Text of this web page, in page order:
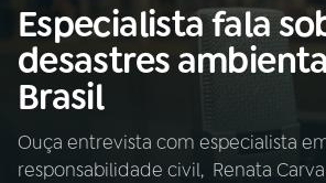
Buscar
na
Rádio
Nacional
Buscar
AO VIVO
Especialista fala
desastres
Brasil
Ouça entrevista com especialista
responsabilidade civil, Renata